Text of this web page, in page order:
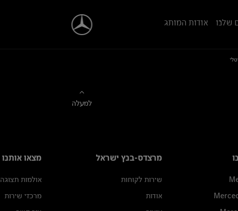
שלנו אודות המותג
למעלה
מרצדס-בנץ ישראל
שירות לקוחות
אודות
מצאו אותנו
אולמות תצוגה
מרכזי שירות